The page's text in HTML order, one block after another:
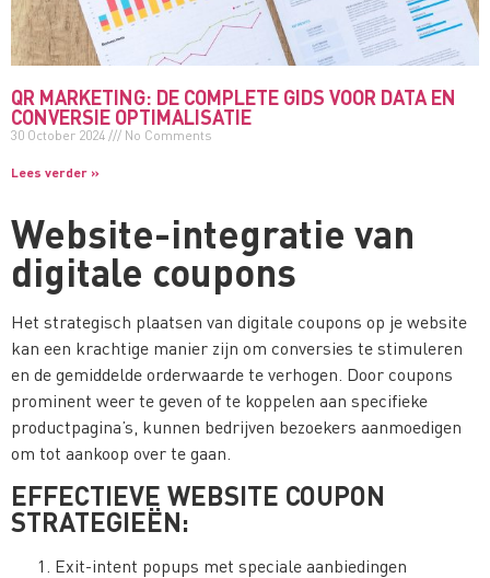
QR MARKETING: DE COMPLETE GIDS VOOR DATA EN
CONVERSIE OPTIMALISATIE
30 October 2024 No Comments
Lees verder »
Website-integratie van
digitale coupons
Het strategisch plaatsen van digitale coupons op je website
kan een krachtige manier zijn om conversies te stimuleren
en de gemiddelde orderwaarde te verhogen. Door coupons
prominent weer te geven of te koppelen aan specifieke
productpagina’s, kunnen bedrijven bezoekers aanmoedigen
om tot aankoop over te gaan.
EFFECTIEVE WEBSITE COUPON
STRATEGIEËN:
Exit-intent popups met speciale aanbiedingen